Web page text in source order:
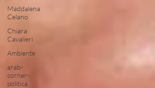
Maddalena
Celano
Chiara
Cavalieri
Ambiente
arab-
corner-
politica